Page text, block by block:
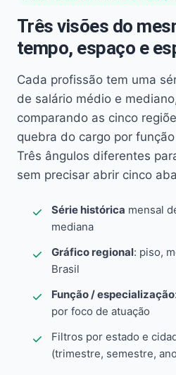
Três visões do
tempo, espaço e
Cada profissão tem uma
de salário médio e
comparando as cinco
quebra do cargo por
Três ângulos diferentes
sem precisar abrir cinco
Série histórica mensal
mediana
Gráfico regional: piso,
Brasil
Função / especialização
por foco de atuação
Filtros por estado e
(trimestre, semestre,